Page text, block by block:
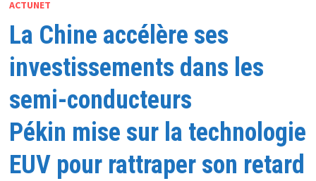
ACTUNET
La Chine accélère ses
investissements dans les
semi-conducteurs
Pékin mise sur la technologie
EUV pour rattraper son retard